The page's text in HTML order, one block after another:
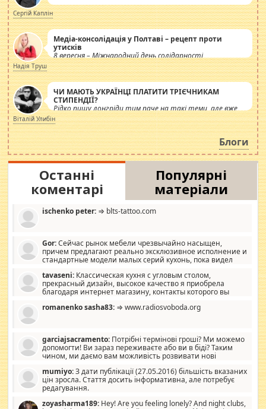
Сергій Каплін
Медіа-консолідація у Полтаві – рецепт проти
утисків
8 вересня – Міжнародний день солідарності
журналістів.
Надія Труш
ЧИ МАЮТЬ УКРАЇНЦІ ПЛАТИТИ ТРІЄЧНИКАМ
СТИПЕНДІЇ?
Рідко пишу лонгріди тим паче на такі теми, але вже
просто дістало! Обурюють сьогоднішні інсенуації
навколо стипендіального питання. Штучно
роздувається ще одна соціальна катастрофа.
Віталій Улибін
Блоги
Останні
коментарі
Популярні
матеріали
ischenko peter: ⇒ blts-tattoo.com
Gor:Сейчас рынок мебели чрезвычайно насыщен,
причем предлагают реально эксклюзивное исполнение и
стандартные модели малых серий кухонь, пока видел
стандартные формы, в MebelOk, креативненько и что главное -
со вкусом все в порядке, без ненужных наворотов удорожающих
мебель, а это не последний фактор.
tavaseni: Классическая кухня с угловым столом,
прекрасный дизайн, высокое качество я приобрела
благодаря интернет магазину, контакты которого вы
romanenko sasha83: ⇒ www.radiosvoboda.org
garciajsacramento: Потрібні термінові гроші? Ми можемо
допомогти! Ви зараз переживаєте або ви в біді? Таким
чином, ми даємо вам можливість розвивати нові
допомагати людям, які намагаються дати їм шанс. Кожен
заслуговує на другий шанс, і, оскільки влада не зможе, вони
повинні приймати від інших. Для нас нема багато суми, і зрілість
витрат, а тільки узгоджених сум і нічого іншого. Не чекайте і не
mumiyo:З дати публікації (27.05.2016) більшість вказаних
цін зросла. Стаття досить інформативна, але потребує
редагування.
zoyasharma189: Hey! Are you feeling lonely? And night clubs,